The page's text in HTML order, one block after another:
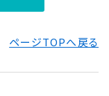
ページTOPへ戻る